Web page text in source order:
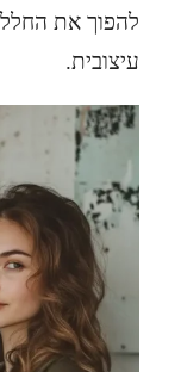
להפוך את החלל
עיצובית.